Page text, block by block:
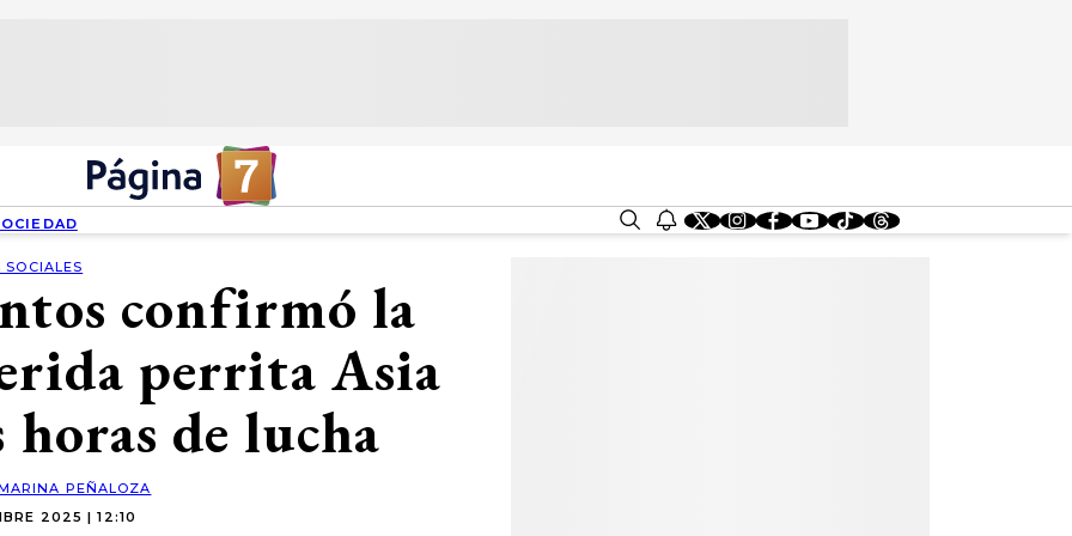
SOCIALES
confirmó la
perrita Asia
de lucha
PEÑALOZA
2025 | 12:10